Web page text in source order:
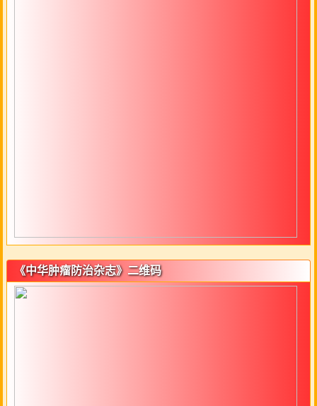
《中华肿瘤防治杂志》二维码